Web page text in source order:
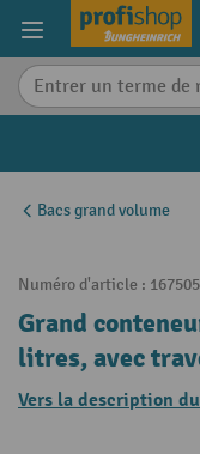
content
Bacs grand volume
Numéro d'article : 167505
Grand
litres, avec
Vers la description